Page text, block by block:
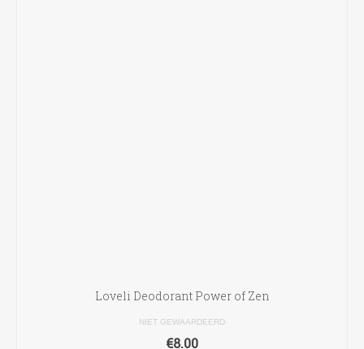
Loveli Deodorant Power of Zen
NIET GEWAARDEERD
€8.00